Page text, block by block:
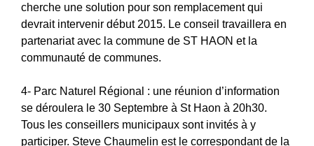
cherche une solution pour son remplacement qui
devrait intervenir début 2015. Le conseil travaillera en
partenariat avec la commune de ST HAON et la
communauté de communes.
4- Parc Naturel Régional : une réunion d’information
se déroulera le 30 Septembre à St Haon à 20h30.
Tous les conseillers municipaux sont invités à y
participer. Steve Chaumelin est le correspondant de la